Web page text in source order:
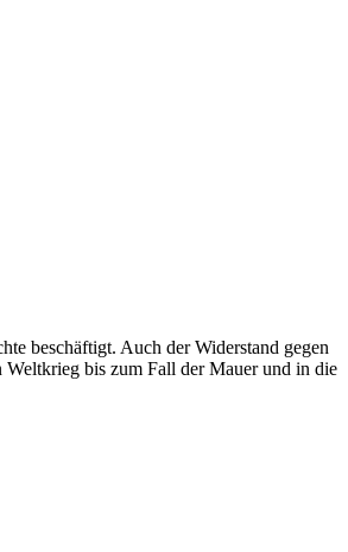
beschäftigt. Auch der Widerstand gegen
Weltkrieg bis zum Fall der Mauer und in die